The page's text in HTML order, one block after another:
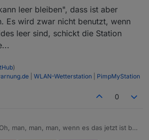
leer bleiben", dass ist aber
Es wird zwar nicht benutzt, wenn
leer sind, schickt die Station
)
WLAN-Wetterstation PimpMyStation
0
Oh, man, man, man, wenn es das jetzt ist bin